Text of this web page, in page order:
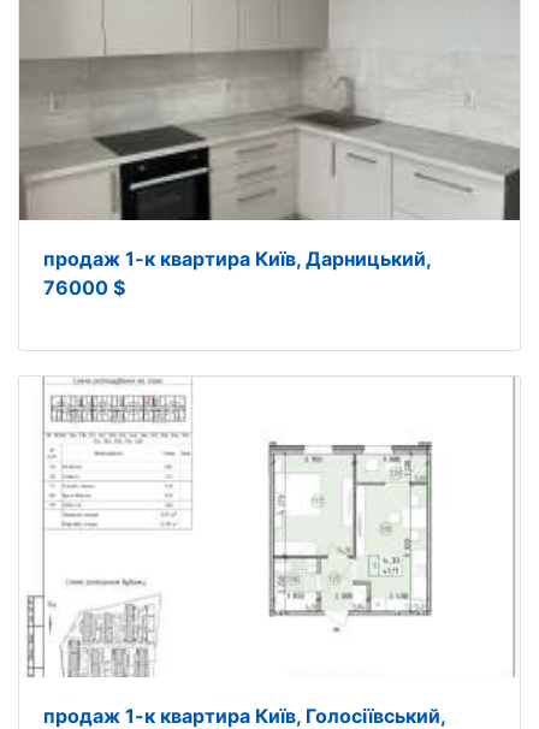
продаж 1-к квартира Київ, Дарницький,
76000 $
продаж 1-к квартира Київ, Голосіївський,